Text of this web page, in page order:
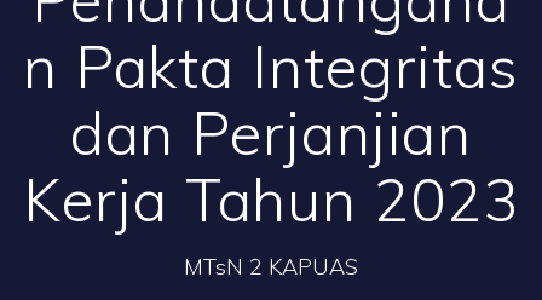
n Pakta Integritas
dan Perjanjian
Kerja Tahun 2023
MTsN 2 KAPUAS